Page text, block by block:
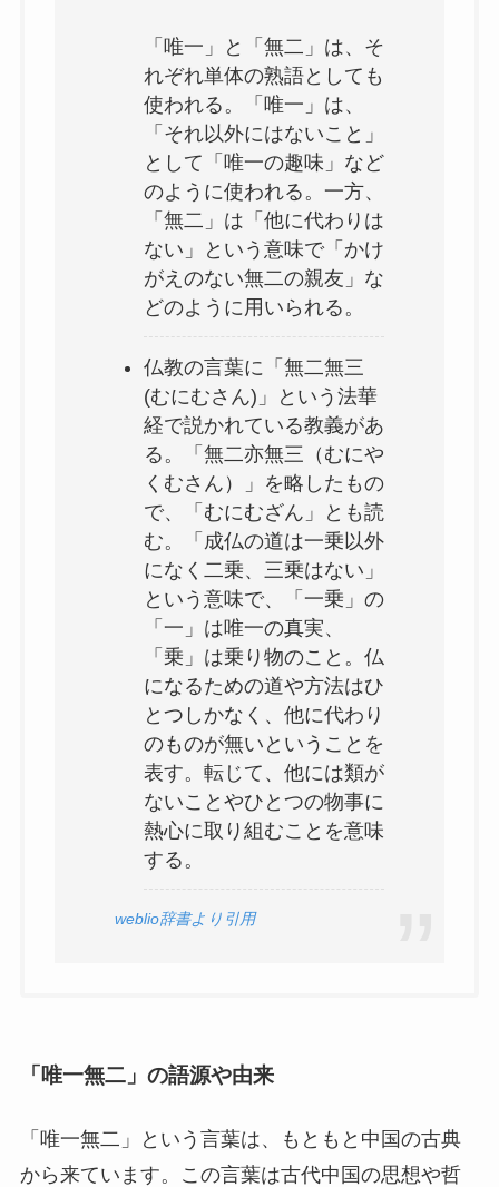
でわかりやすく解説
明明白白(めいめいはくはく)の意味とは？使い
方や例文も解説
剛毅果断(ごうきかだん)とは？意味・読み方・
使い方・例文まで徹底解説！
百戦錬磨(ひゃくせんれんま)とは？意味や例文
をわかりやすく解説
風光明媚(ふうこうめいび)の正しい意味と使い
方５選！例文もわかりやすく解
塞翁が馬(さいおうがうま)の意味とは？使い方
や例文も詳しく解説
元気潑剌(げんきはつらつ)の意味とは？使い方
や例文についても解説
勇猛果敢(ゆうもうかかん)をわかりやすく解
説！意味・読み方・例文まとめ
はろくじゅうねんのふさく)とは？意味や使い方
雲外蒼天（うんがいそうてん） とは？意味や使
い方例文をわかりやすく解説
「唯一」と「無二」は、そ
れぞれ単体の熟語としても
使われる。「唯一」は、
「それ以外にはないこと」
として「唯一の趣味」など
のように使われる。一方、
「無二」は「他に代わりは
ない」という意味で「かけ
がえのない無二の親友」な
どのように用いられる。
仏教の言葉に「無二無三
(むにむさん)」という法華
経で説かれている教義があ
る。「無二亦無三（むにや
くむさん）」を略したもの
で、「むにむざん」とも読
む。「成仏の道は一乗以外
になく二乗、三乗はない」
という意味で、「一乗」の
「一」は唯一の真実、
「乗」は乗り物のこと。仏
になるための道や方法はひ
とつしかなく、他に代わり
のものが無いということを
表す。転じて、他には類が
ないことやひとつの物事に
熱心に取り組むことを意味
する。
weblio辞書より引用
「唯一無二」の語源や由来
「唯一無二」という言葉は、もともと中国の古典
から来ています。この言葉は古代中国の思想や哲